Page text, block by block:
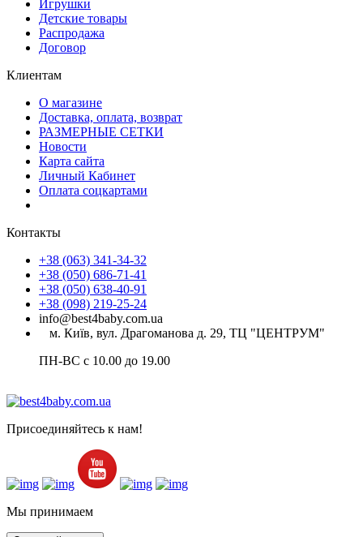
Игрушки
Детские товары
Распродажа
Договор
Клиентам
О магазине
Доставка, оплата, возврат
РАЗМЕРНЫЕ СЕТКИ
Новости
Карта сайта
Личный Кабинет
Оплата соцкартами
Контакты
+38 (063) 341-34-32
+38 (050) 686-71-41
+38 (050) 638-40-91
+38 (098) 219-25-24
info@best4baby.com.ua
м. Київ, вул. Драгоманова д. 29, ТЦ "ЦЕНТРУМ"
ПН-ВС с 10.00 до 19.00
Присоединяйтесь к нам!
Мы принимаем